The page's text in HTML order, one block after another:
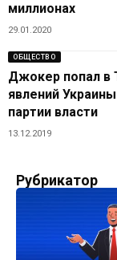
миллионах
29.01.2020
ОБЩЕСТВО
Джокер попал в
явлений
партии власти
13.12.2019
Рубрикатор